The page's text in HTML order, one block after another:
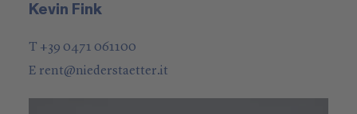
Kevin Fink
T +39 0471 061100
E rent@niederstaetter.it